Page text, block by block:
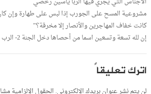
مشروعية المسح على الجورب إذا لبس على طهارة وإن
كانت خفاف المهاجرين والأنصار إلا مخرقة؟”
إن لله تسعة وتسعين اسما من أحصاها دخل الجنة 2- الرب ناصر عبد الغفور
اترك تعليقاً
لن يتم نشر عنوان بريدك الإلكتروني. الحقول الإلزامية